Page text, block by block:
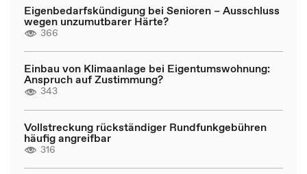
Eigenbedarfskündigung bei Senioren – Ausschluss
wegen unzumutbarer Härte?
366
Einbau von Klimaanlage bei Eigentumswohnung:
Anspruch auf Zustimmung?
343
Vollstreckung rückständiger Rundfunkgebühren
häufig angreifbar
316